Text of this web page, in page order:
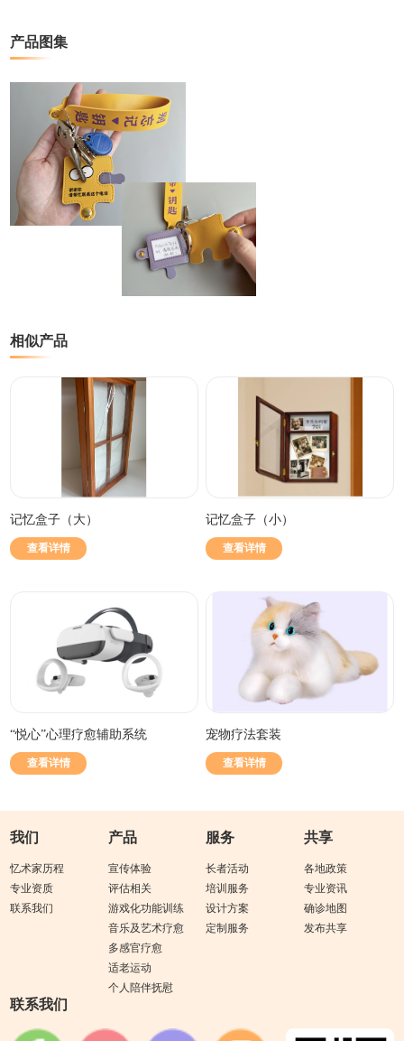
产品图集
相似产品
记忆盒子（大）
查看详情
记忆盒子（小）
查看详情
“悦心”心理疗愈辅助系统
查看详情
宠物疗法套装
查看详情
我们
忆术家历程
专业资质
联系我们
产品
宣传体验
评估相关
游戏化功能训练
音乐及艺术疗愈
多感官疗愈
适老运动
个人陪伴抚慰
服务
长者活动
培训服务
设计方案
定制服务
共享
各地政策
专业资讯
确诊地图
发布共享
联系我们